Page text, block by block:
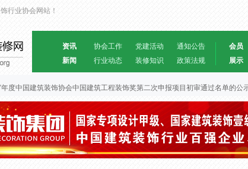
行业协会网站！
资讯
新闻
协会工作 党建活动
通知公告
行业动态
装修知识 政策法规
会员
展示
度中国建筑装饰协会中国建筑工程装饰奖第二次申报项目初审通过名单的公示